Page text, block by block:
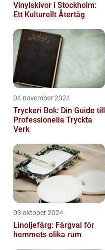
Vinylskivor i Stockholm:
Ett Kulturellt Återtåg
04 november 2024
Tryckeri Bok: Din Guide till
Professionella Tryckta
Verk
03 oktober 2024
Linoljefärg: Färgval för
hemmets olika rum